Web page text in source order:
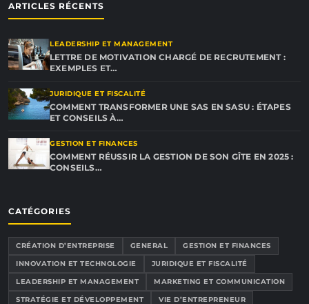
ARTICLES RÉCENTS
LEADERSHIP ET MANAGEMENT
LETTRE DE MOTIVATION CHARGÉ DE RECRUTEMENT :
EXEMPLES ET…
JURIDIQUE ET FISCALITÉ
COMMENT TRANSFORMER UNE SAS EN SASU : ÉTAPES
ET CONSEILS À…
GESTION ET FINANCES
COMMENT RÉUSSIR LA GESTION DE SON GÎTE EN 2025 :
CONSEILS…
CATÉGORIES
CRÉATION D’ENTREPRISE GENERAL
GESTION ET FINANCES
INNOVATION ET TECHNOLOGIE
JURIDIQUE ET FISCALITÉ
LEADERSHIP ET MANAGEMENT
MARKETING ET COMMUNICATION
STRATÉGIE ET DÉVELOPPEMENT
VIE D’ENTREPRENEUR